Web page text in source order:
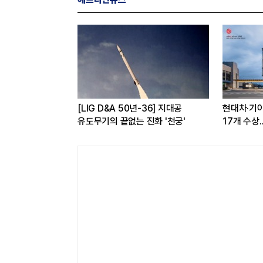
한국전력공사, 산업통상부 공공기관
브랜드평판 8월 빅데이터 1위
쿠팡,
개선